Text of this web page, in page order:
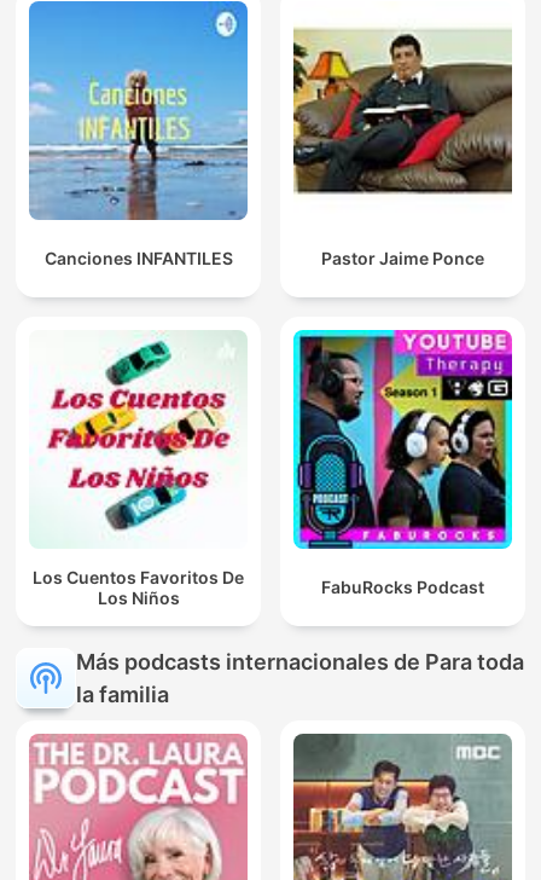
Canciones INFANTILES Pastor Jaime Ponce
Los Cuentos Favoritos De
Los Niños
FabuRocks Podcast
Más podcasts internacionales de Para toda
la familia